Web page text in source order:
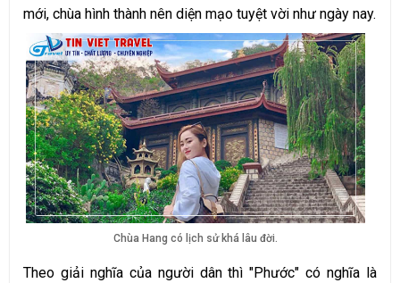
mới, chùa hình thành nên diện mạo tuyệt vời như ngày nay.
Chùa Hang có lịch sử khá lâu đời.
Theo giải nghĩa của người dân thì "Phước" có nghĩa là